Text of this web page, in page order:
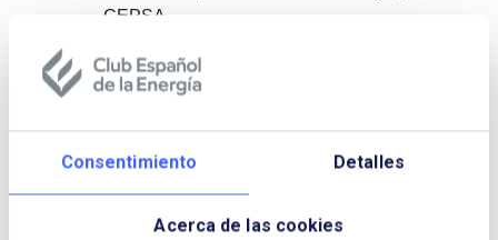
Consentimiento Detalles
Acerca de las cookies
CEPSA
Oils, Paraffin Waxes & Process Oils
Technical Liaison Lanager, CEPSA
Honor, CLUB ESPAÑOL DE LA